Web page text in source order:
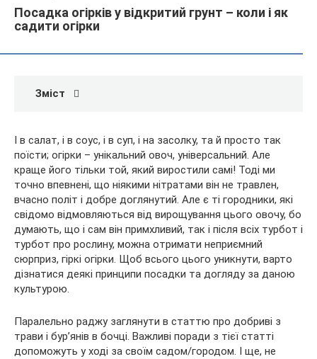
Посадка огірків у відкритий грунт – коли і як
садити огірки
Зміст
І в салат, і в соус, і в суп, і на засолку, та й просто так
поїсти; огірки – унікальний овоч, універсальний. Але
краще його тільки той, який виростили самі! Тоді ми
точно впевнені, що ніякими нітратами він не травлен,
вчасно політ і добре доглянутий. Але є ті городники, які
свідомо відмовляються від вирощування цього овочу, бо
думають, що і сам він примхливий, так і після всіх турбот і
турбот про рослину, можна отримати неприємний
сюрприз, гіркі огірки. Щоб всього цього уникнути, варто
дізнатися деякі принципи посадки та догляду за даною
культурою.
Паралельно раджу заглянути в статтю про добриві з
трави і бур’янів в бочці. Важливі поради з тієї статті
допоможуть у ході за своїм садом/городом. І ще, не